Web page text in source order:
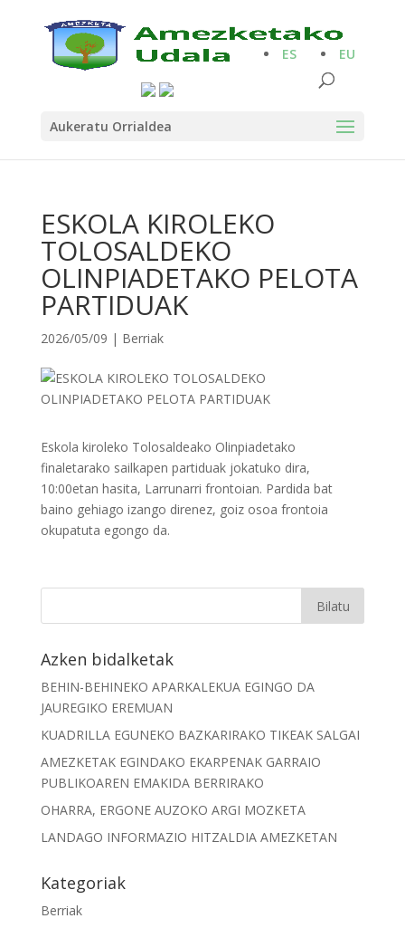
Aukeratu Orrialdea
ES EU
ESKOLA KIROLEKO
TOLOSALDEKO
OLINPIADETAKO PELOTA
PARTIDUAK
2026/05/09 | Berriak
Eskola kiroleko Tolosaldeako Olinpiadetako
finaletarako sailkapen partiduak jokatuko dira,
10:00etan hasita, Larrunarri frontoian. Pardida bat
baino gehiago izango direnez, goiz osoa frontoia
okupatuta egongo da.
Azken bidalketak
BEHIN-BEHINEKO APARKALEKUA EGINGO DA
JAUREGIKO EREMUAN
KUADRILLA EGUNEKO BAZKARIRAKO TIKEAK SALGAI
AMEZKETAK EGINDAKO EKARPENAK GARRAIO
PUBLIKOAREN EMAKIDA BERRIRAKO
OHARRA, ERGONE AUZOKO ARGI MOZKETA
LANDAGO INFORMAZIO HITZALDIA AMEZKETAN
Kategoriak
Berriak